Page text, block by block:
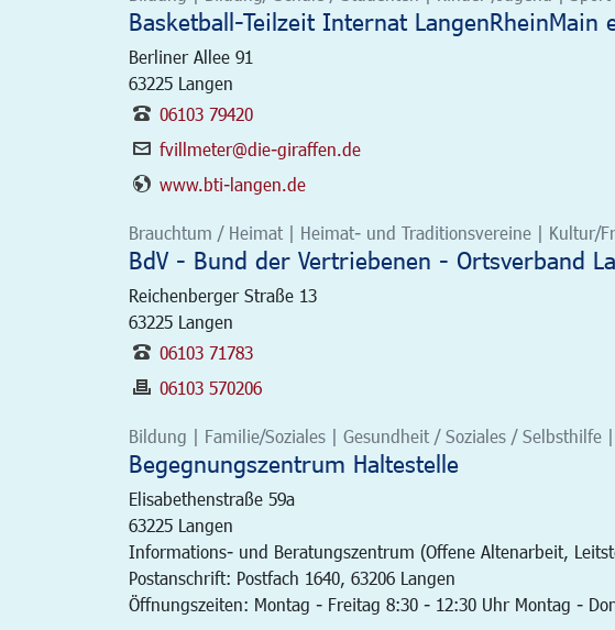
Basketball-Teilzeit Internat LangenRheinMain
Berliner Allee 91
63225 Langen
06103 79420
fvillmeter@die-giraffen.de
www.bti-langen.de
Brauchtum / Heimat | Heimat- und Traditionsvereine | Kultur/
BdV - Bund der Vertriebenen - Ortsverband
Reichenberger Straße 13
63225 Langen
06103 71783
06103 570206
Bildung | Familie/Soziales | Gesundheit / Soziales /
Begegnungszentrum Haltestelle
Elisabethenstraße 59a
63225 Langen
Informations- und Beratungszentrum (Offene Altenarbeit,
Postanschrift: Postfach 1640, 63206 Langen
Öffnungszeiten: Montag - Freitag 8:30 - 12:30 Uhr Montag -